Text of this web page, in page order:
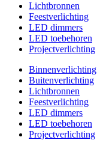
Lichtbronnen
Feestverlichting
LED dimmers
LED toebehoren
Projectverlichting
Binnenverlichting
Buitenverlichting
Lichtbronnen
Feestverlichting
LED dimmers
LED toebehoren
Projectverlichting